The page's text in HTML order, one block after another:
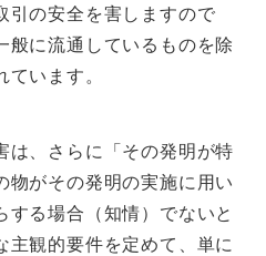
引の安全を害しますので
般に流通しているものを除
います。
は、さらに「その発明が特
物がその発明の実施に用い
する場合（知情）でないと
主観的要件を定めて、単に